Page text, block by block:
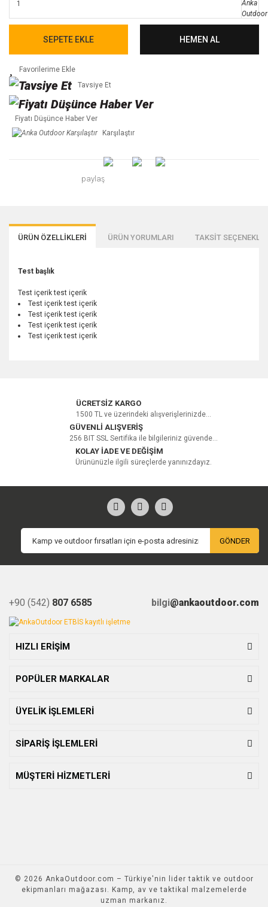
SEPETE EKLE HEMEN AL
Tavsiye Et
Fiyatı Düşünce Haber Ver
Karşılaştır
paylaş
ÜRÜN ÖZELLİKLERİ ÜRÜN YORUMLARI TAKSİT
Test başlık
Test içerik test içerik
Test içerik test içerik
Test içerik test içerik
Test içerik test içerik
Test içerik test içerik
Bu ürüne ilk yorumu siz yapın!
Yorum Yaz
ÜCRETSİZ KARGO
1500 TL ve üzerindeki alışverişlerinizde...
GÜVENLİ ALIŞVERİŞ
256 BIT SSL Sertifika ile bilgileriniz güvende...
KOLAY İADE VE DEĞİŞİM
Ürününüzle ilgili süreçlerde yanınızdayız.
GÖNDER
+90 (542) 807 6585 bilgi@ankaoutdoor.com
HIZLI ERİŞİM
POPÜLER MARKALAR
ÜYELİK İŞLEMLERİ
SİPARİŞ İŞLEMLERİ
MÜŞTERİ HİZMETLERİ
© 2026 AnkaOutdoor.com – Türkiye'nin lider taktik ve outdoor
ekipmanları mağazası. Kamp, av ve taktikal malzemelerde
uzman markanız.